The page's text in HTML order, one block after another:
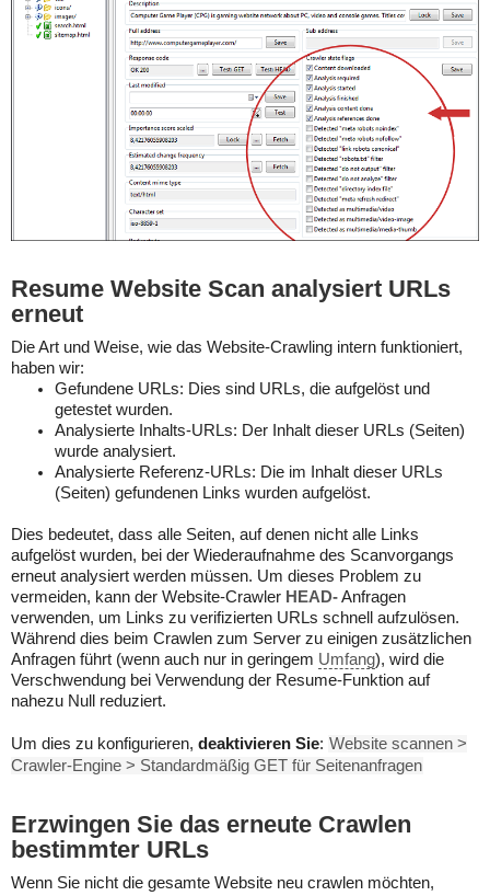
Resume Website Scan analysiert URLs
erneut
Die Art und Weise, wie das Website-Crawling intern funktioniert,
haben wir:
Gefundene URLs: Dies sind URLs, die aufgelöst und
getestet wurden.
Analysierte Inhalts-URLs: Der Inhalt dieser URLs (Seiten)
wurde analysiert.
Analysierte Referenz-URLs: Die im Inhalt dieser URLs
(Seiten) gefundenen Links wurden aufgelöst.
Dies bedeutet, dass alle Seiten, auf denen nicht alle Links
aufgelöst wurden, bei der Wiederaufnahme des Scanvorgangs
erneut analysiert werden müssen. Um dieses Problem zu
vermeiden, kann der Website-Crawler HEAD-Anfragen
verwenden, um Links zu verifizierten URLs schnell aufzulösen.
Während dies beim Crawlen zum Server zu einigen zusätzlichen
Anfragen führt (wenn auch nur in geringem Umfang), wird die
Verschwendung bei Verwendung der Resume-Funktion auf
nahezu Null reduziert.
Um dies zu konfigurieren, deaktivieren Sie: Website scannen >
Crawler-Engine > Standardmäßig GET für Seitenanfragen
Erzwingen Sie das erneute Crawlen
bestimmter URLs
Wenn Sie nicht die gesamte Website neu crawlen möchten,